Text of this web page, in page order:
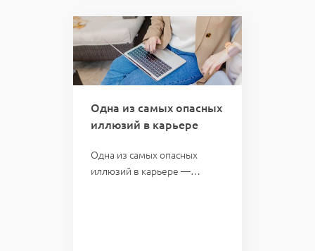
Одна из самых опасных
иллюзий в карьере
Одна из самых опасных
иллюзий в карьере —…